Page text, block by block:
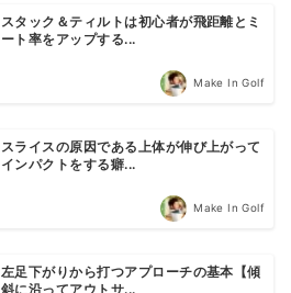
スタック＆ティルトは初心者が飛距離とミ
ート率をアップする...
Make In Golf
スライスの原因である上体が伸び上がって
インパクトをする癖...
Make In Golf
左足下がりから打つアプローチの基本【傾
斜に沿ってアウトサ...